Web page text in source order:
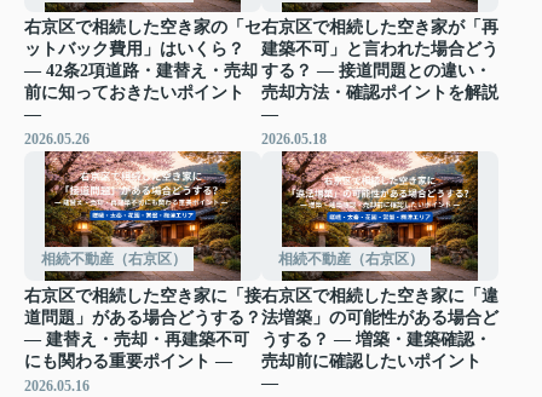
右京区で相続した空き家の「セ
ットバック費用」はいくら？
― 42条2項道路・建替え・売却
前に知っておきたいポイント
―
2026.05.26
右京区で相続した空き家が「再
建築不可」と言われた場合どう
する？ ― 接道問題との違い・
売却方法・確認ポイントを解説
―
2026.05.18
相続不動産（右京区）
右京区で相続した空き家に「接
道問題」がある場合どうする？
― 建替え・売却・再建築不可
にも関わる重要ポイント ―
2026.05.16
相続不動産（右京区）
右京区で相続した空き家に「違
法増築」の可能性がある場合ど
うする？ ― 増築・建築確認・
売却前に確認したいポイント
―